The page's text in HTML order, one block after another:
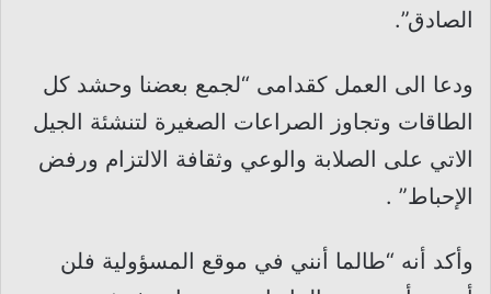
الصادق”.
ودعا الى العمل كقدامى “لجمع بعضنا وحشد كل
الطاقات وتجاوز الصراعات الصغيرة لتنشئة الجيل
الاتي على الصلابة والوعي وثقافة الالتزام ورفض
الإحباط” .
وأكد أنه “طالما أنني في موقع المسؤولية فلن